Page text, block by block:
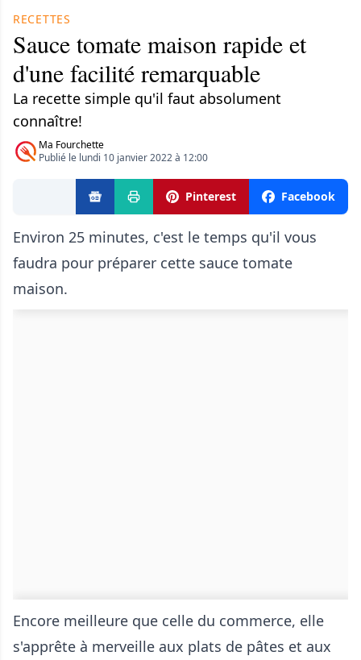
RECETTES
Sauce tomate maison rapide et
d'une facilité remarquable
La recette simple qu'il faut absolument
connaître!
Ma Fourchette
Publié le lundi 10 janvier 2022 à 12:00
Pinterest Facebook
Environ 25 minutes, c'est le temps qu'il vous
faudra pour préparer cette sauce tomate
maison.
Encore meilleure que celle du commerce, elle
s'apprête à merveille aux plats de pâtes et aux